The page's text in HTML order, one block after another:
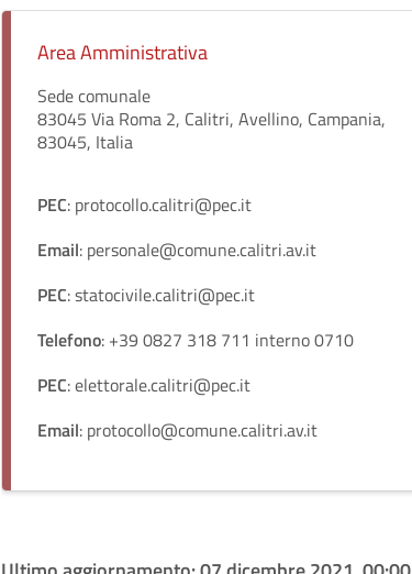
Area Amministrativa
Sede comunale
83045 Via Roma 2, Calitri, Avellino, Campania,
83045, Italia
PEC: protocollo.calitri@pec.it
Email: personale@comune.calitri.av.it
PEC: statocivile.calitri@pec.it
Telefono: +39 0827 318 711 interno 0710
PEC: elettorale.calitri@pec.it
Email: protocollo@comune.calitri.av.it